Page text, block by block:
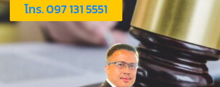
โทร. 097 131 5551